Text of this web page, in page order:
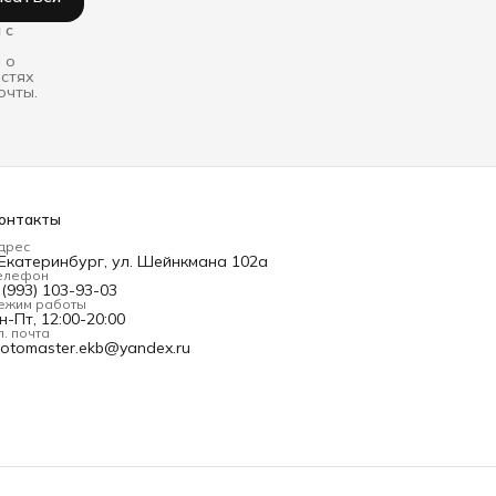
с
о
ул. Шейнкмана 102а
103-93-03
работы
Пт, 12:00-20:00
почта